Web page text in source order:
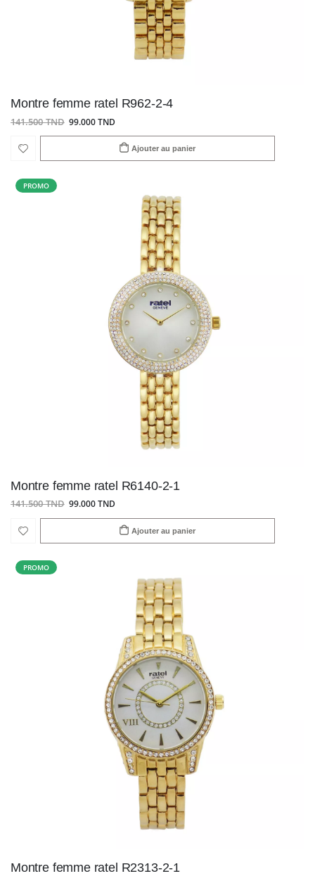
Montre femme ratel R962-2-4
141.500 TND 99.000 TND
Ajouter au panier
PROMO
Montre femme ratel R6140-2-1
141.500 TND 99.000 TND
Ajouter au panier
PROMO
Montre femme ratel R2313-2-1